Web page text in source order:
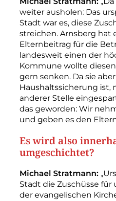
weiter ausholen: Das
Stadt war es, diese
streichen. Arnsberg hat
Elternbeitrag für die
landesweit einen der
Kommune wollte
gern senken. Da sie
Haushaltssicherung ist,
anderer Stelle
das geworden: Wir
und geben es den
Es wird also
umgeschichtet?
Michael Stratmann:
Stadt die Zuschüsse für
der evangelischen